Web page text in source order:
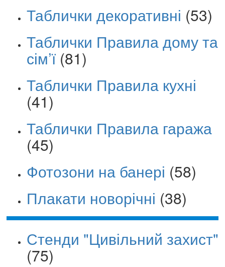
Таблички декоративні (53)
Таблички Правила дому та
сім’ї (81)
Таблички Правила кухні
(41)
Таблички Правила гаража
(45)
Фотозони на банері (58)
Плакати новорічні (38)
Стенди "Цивільний захист"
(75)